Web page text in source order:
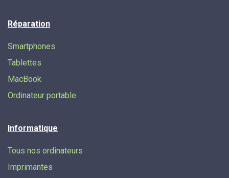
Réparation
Smartphones
Tablettes
MacBook
Ordinateur portable
Informatique
Tous nos ordinateurs
Imprimantes